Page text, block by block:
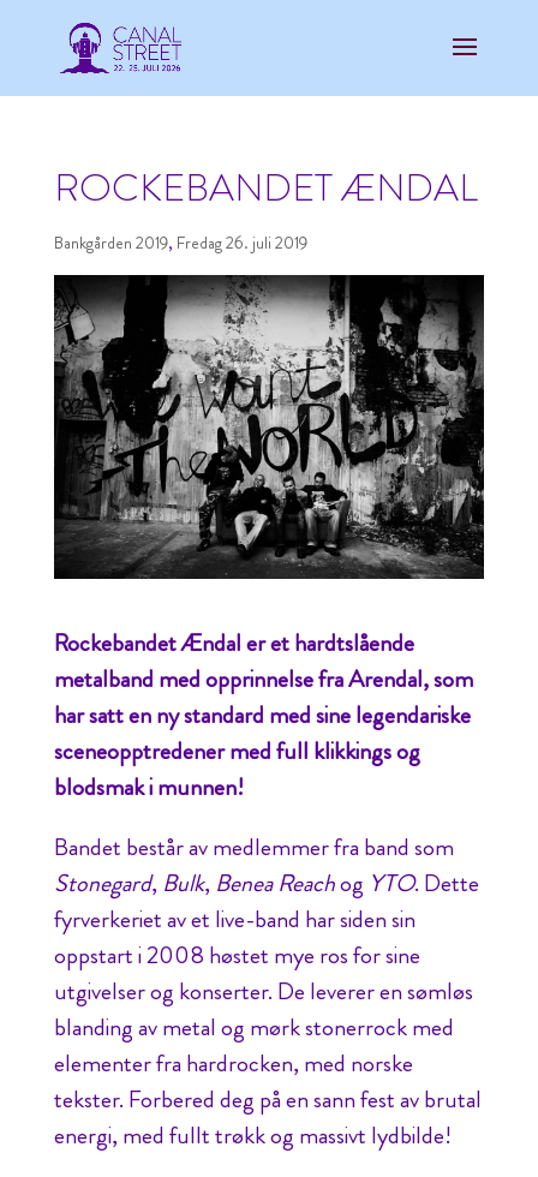
ROCKEBANDET ÆNDAL
Bankgården 2019, Fredag 26. juli 2019
Rockebandet Ændal er et hardtslående
metalband med opprinnelse fra Arendal, som
har satt en ny standard med sine legendariske
sceneopptredener med full klikkings og
blodsmak i munnen!
Bandet består av medlemmer fra band som
Stonegard, Bulk, Benea Reachog YTO. Dette
fyrverkeriet av et live-band har siden sin
oppstart i 2008 høstet mye ros for sine
utgivelser og konserter. De leverer en sømløs
blanding av metal og mørk stonerrock med
elementer fra hardrocken, med norske
tekster. Forbered deg på en sann fest av brutal
energi, med fullt trøkk og massivt lydbilde!